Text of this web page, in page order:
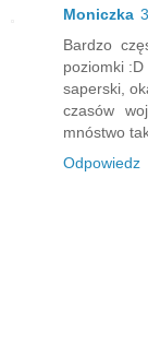
Moniczka
Bardzo
poziomki
saperski,
czasów
mnóstwo
Odpowiedz